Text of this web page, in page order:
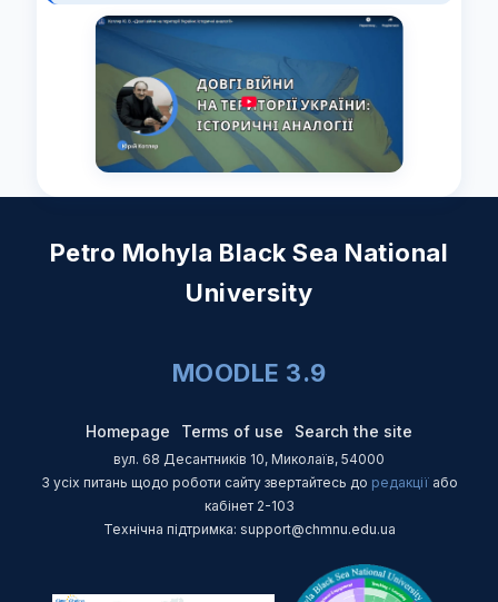
Petro Mohyla Black Sea National
University
MOODLE 3.9
Homepage Terms of use Search the site
вул. 68 Десантників 10, Миколаїв, 54000
З усіх питань щодо роботи сайту звертайтесь до редакції або
кабінет 2-103
Технічна підтримка: support@chmnu.edu.ua